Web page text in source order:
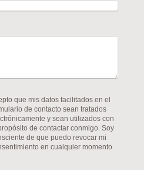
que mis datos facilitados en el
de contacto sean tratados
y sean utilizados con
de contactar conmigo. Soy
de que puedo revocar mi
en cualquier momento.